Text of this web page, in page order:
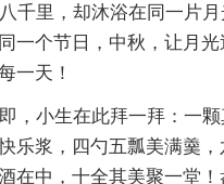
千里，却沐浴在同一片月
一个节日，中秋，让月光
一天！
，小生在此拜一拜：一颗
乐浆，四勺五瓢美满羹，
在中，十全其美聚一堂